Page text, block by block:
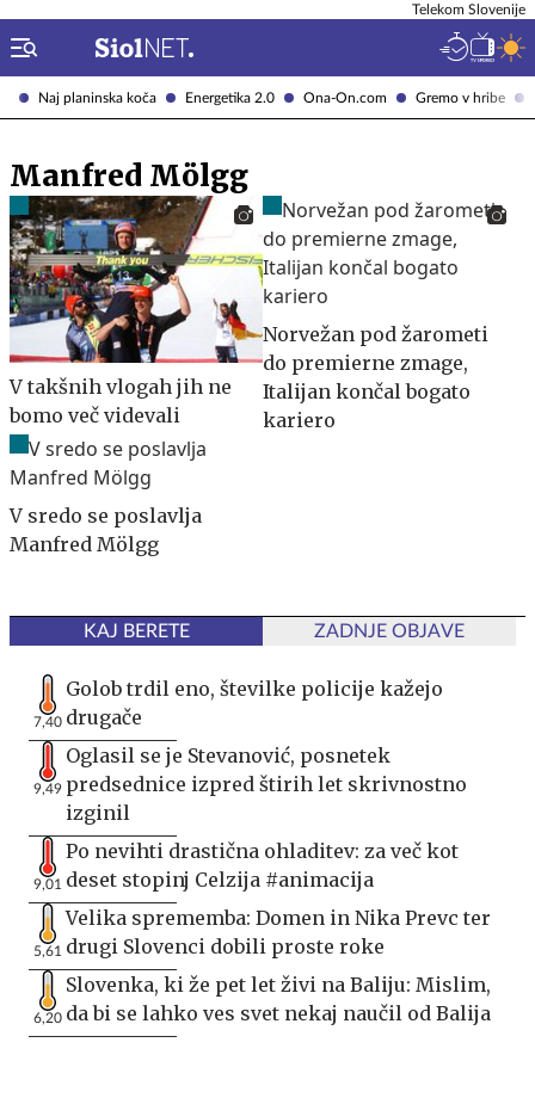
Naj planinska koča Energetika 2.0 Ona-On.com Gremo v hribe
Telekom Slovenije
Manfred Mölgg
V takšnih vlogah jih ne
bomo več videvali
Norvežan pod žarometi
do premierne zmage,
Italijan končal bogato
kariero
V sredo se poslavlja
Manfred Mölgg
KAJ BERETE ZADNJE OBJAVE
7,40
Golob trdil eno, številke policije kažejo
drugače
9,49
Oglasil se je Stevanović, posnetek
predsednice izpred štirih let skrivnostno
izginil
9,01
Po nevihti drastična ohladitev: za več kot
deset stopinj Celzija #animacija
5,61
Velika sprememba: Domen in Nika Prevc ter
drugi Slovenci dobili proste roke
6,20
Slovenka, ki že pet let živi na Baliju: Mislim,
da bi se lahko ves svet nekaj naučil od Balija